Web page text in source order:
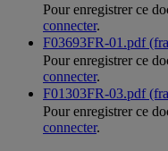
Pour enregistrer ce
connecter.
F03693FR-01.pdf
Pour enregistrer ce
connecter.
F01303FR-03.pdf
Pour enregistrer ce
connecter.